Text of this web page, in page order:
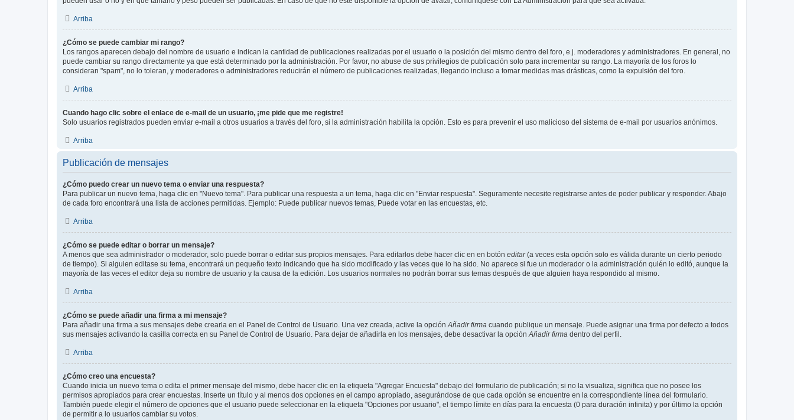
Arriba
¿Cómo se puede cambiar mi rango?
Los rangos aparecen debajo del nombre de usuario e indican la cantidad de publicaciones realizadas por el usuario o la posición del mismo dentro del foro, e.j. moderadores y administradores. En general, no
puede cambiar su rango directamente ya que está determinado por la administración. Por favor, no abuse de sus privilegios de publicación solo para incrementar su rango. La mayoría de los foros lo
consideran "spam", no lo toleran, y moderadores o administradores reducirán el número de publicaciones realizadas, llegando incluso a tomar medidas mas drásticas, como la expulsión del foro.
Arriba
Cuando hago clic sobre el enlace de e-mail de un usuario, ¡me pide que me registre!
Solo usuarios registrados pueden enviar e-mail a otros usuarios a través del foro, si la administración habilita la opción. Esto es para prevenir el uso malicioso del sistema de e-mail por usuarios anónimos.
Arriba
Publicación de mensajes
¿Cómo puedo crear un nuevo tema o enviar una respuesta?
Para publicar un nuevo tema, haga clic en "Nuevo tema". Para publicar una respuesta a un tema, haga clic en "Enviar respuesta". Seguramente necesite registrarse antes de poder publicar y responder. Abajo
de cada foro encontrará una lista de acciones permitidas. Ejemplo: Puede publicar nuevos temas, Puede votar en las encuestas, etc.
Arriba
¿Cómo se puede editar o borrar un mensaje?
A menos que sea administrador o moderador, solo puede borrar o editar sus propios mensajes. Para editarlos debe hacer clic en en botón editar(a veces esta opción solo es válida durante un cierto periodo
de tiempo). Si alguien editase su tema, encontrará un pequeño texto indicando que ha sido modificado y las veces que lo ha sido. No aparece si fue un moderador o la administración quién lo editó, aunque la
mayoría de las veces el editor deja su nombre de usuario y la causa de la edición. Los usuarios normales no podrán borrar sus temas después de que alguien haya respondido al mismo.
Arriba
¿Cómo se puede añadir una firma a mi mensaje?
Para añadir una firma a sus mensajes debe crearla en el Panel de Control de Usuario. Una vez creada, active la opciónAñadir firma cuando publique un mensaje. Puede asignar una firma por defecto a todos
sus mensajes activando la casilla correcta en su Panel de Control de Usuario. Para dejar de añadirla en los mensajes, debe desactivar la opciónAñadir firma dentro del perfil.
Arriba
¿Cómo creo una encuesta?
Cuando inicia un nuevo tema o edita el primer mensaje del mismo, debe hacer clic en la etiqueta "Agregar Encuesta" debajo del formulario de publicación; si no la visualiza, significa que no posee los
permisos apropiados para crear encuestas. Inserte un título y al menos dos opciones en el campo apropiado, asegurándose de que cada opción se encuentre en la correspondiente línea del formulario.
También puede elegir el número de opciones que el usuario puede seleccionar en la etiqueta "Opciones por usuario", el tiempo límite en días para la encuesta (0 para duración infinita) y por último la opción
de permitir a lo usuarios cambiar su votos.